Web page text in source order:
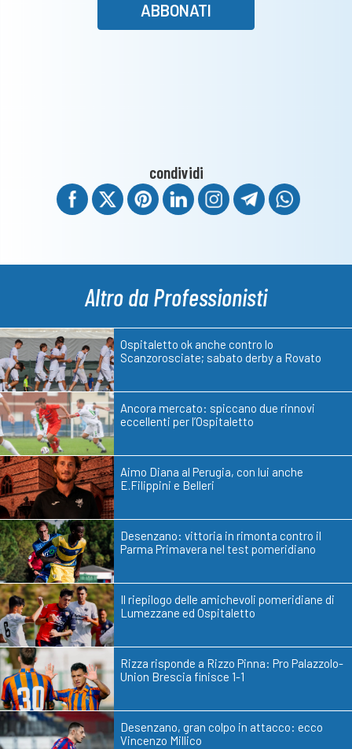
ABBONATI
condividi
Altro da Professionisti
Ospitaletto ok anche contro lo
Scanzorosciate; sabato derby a Rovato
Ancora mercato: spiccano due rinnovi
eccellenti per l’Ospitaletto
Aimo Diana al Perugia, con lui anche
E.Filippini e Belleri
Desenzano: vittoria in rimonta contro il
Parma Primavera nel test pomeridiano
Il riepilogo delle amichevoli pomeridiane di
Lumezzane ed Ospitaletto
Rizza risponde a Rizzo Pinna: Pro Palazzolo-
Union Brescia finisce 1-1
Desenzano, gran colpo in attacco: ecco
Vincenzo Millico